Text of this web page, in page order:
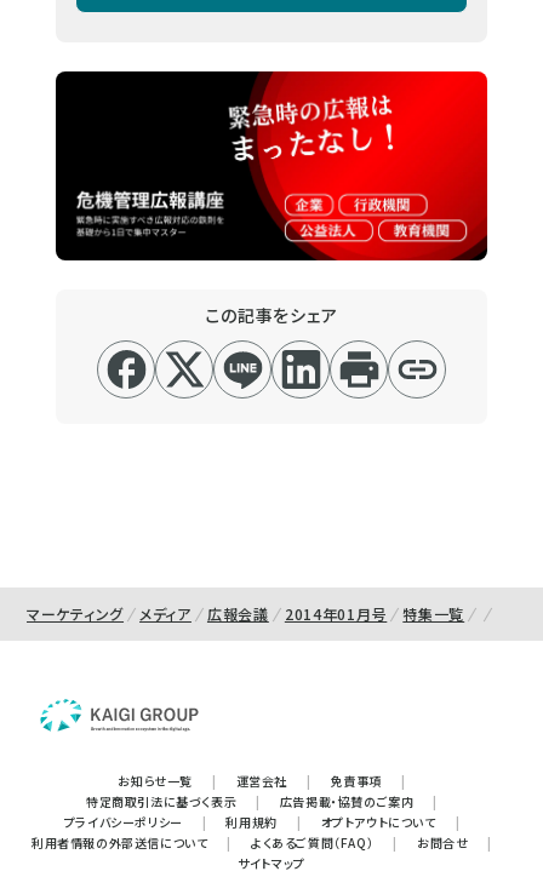
この記事をシェア
マーケティング メディア 広報会議 2014年01月号 特集一覧
お知らせ一覧 | 運営会社 | 免責事項
|
特定商取引法に基づく表示
| 広告掲載・協賛のご案内
|
プライバシーポリシー
| 利用規約 | オプトアウトについて
|
利用者情報の外部送信について
| よくあるご質問（FAQ） | お問合せ
|
サイトマップ